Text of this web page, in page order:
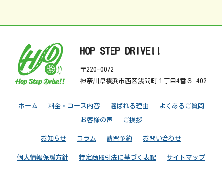
HOP STEP DRIVE!!
〒220-0072
神奈川県横浜市西区浅間町１丁目4番３ 402
ホーム 料金・コース内容 選ばれる理由 よくあるご質問
お客様の声 ご挨拶
お知らせ コラム 講習予約 お問い合わせ
個人情報保護方針 特定商取引法に基づく表記 サイトマップ